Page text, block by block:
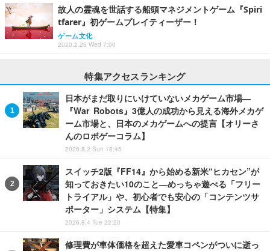
故人の霊魂を世話する船頭マネジメントゲーム『Spiri
tfarer』初ゲームプレイティーザー！
ゲーム文化
2020.2.26 Wed 7:00
特集アクセスランキング
日本がまだ取りにいけていないメカゲーム市場―
『War Robots』3億人の成功から見える海外メカゲ
ーム市場と、日本のメカゲームへの提言【オリーさ
んのロボゲーコラム】
2026.8.2 Sun 18:45
スイッチ2版『FF14』から始める新米“ヒカセン”が
知っておきたい10のこと―めっちゃ遊べる「フリー
トライアル」や、初心者でも安心の「コンテンツサ
ポーター」システム【特集】
2026.8.4 Tue 22:20
修理費が車体価格を超えた愛車コペンがついに逝っ